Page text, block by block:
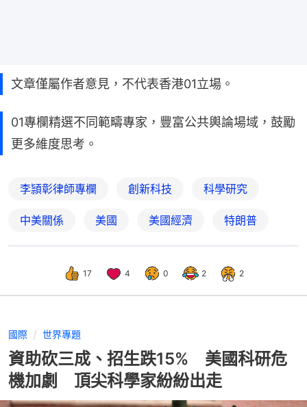
文章僅屬作者意見，不代表香港01立場。
01專欄精選不同範疇專家，豐富公共輿論場域，鼓勵
更多維度思考。
李頴彰律師專欄 創新科技 科學研究
中美關係 美國 美國經濟 特朗普
17 4 0 2 2
國際 世界專題
資助砍三成、招生跌15% 美國科研危
機加劇 頂尖科學家紛紛出走